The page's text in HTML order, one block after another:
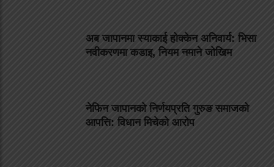
अब जापानमा स्याकाई होक्केन अनिवार्य: भिसा
नवीकरणमा कडाइ, नियम नमाने जोखिम
नेफिन जापानको निर्णयप्रति गुरुङ समाजको
आपत्ति: विधान मिचेको आरोप